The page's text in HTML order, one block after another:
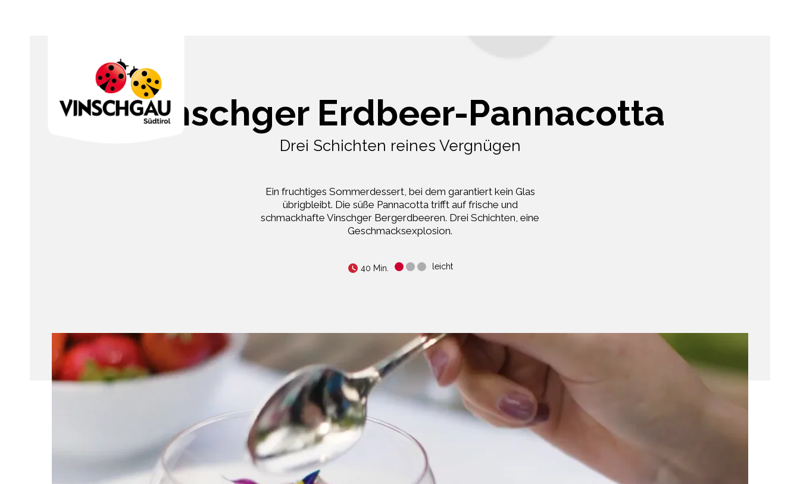
Vinschger Erdbeer-Pannacotta
Drei Schichten reines Vergnügen
Ein fruchtiges Sommerdessert, bei dem garantiert kein Glas
übrigbleibt. Die süße Pannacotta trifft auf frische und
schmackhafte Vinschger Bergerdbeeren. Drei Schichten, eine
Geschmacksexplosion.
40 Min. leicht